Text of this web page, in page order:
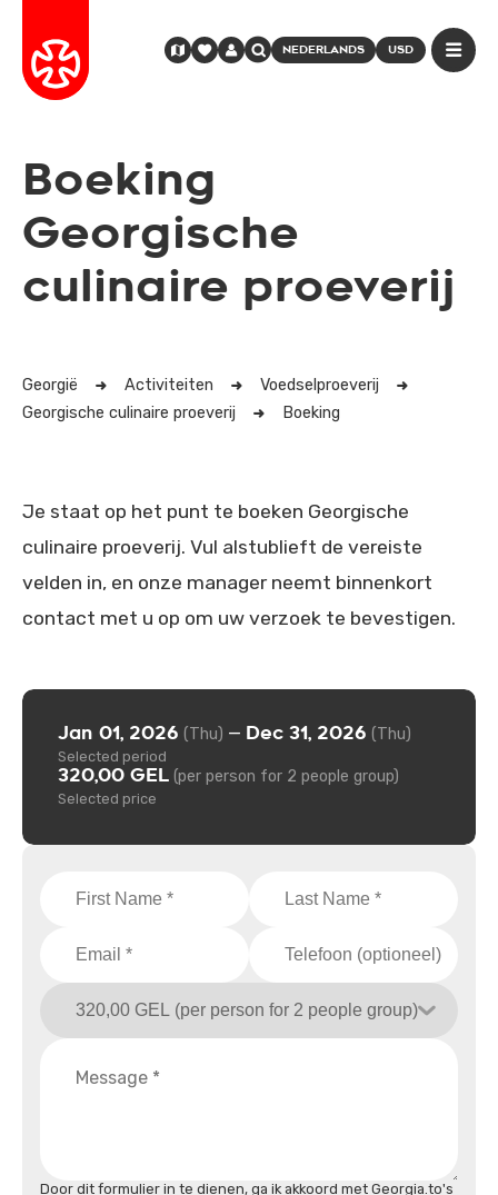
NEDERLANDS USD
Boeking
Georgische
culinaire proeverij
Georgië Activiteiten
Voedselproeverij
Georgische culinaire proeverij
Boeking
Je staat op het punt te boeken Georgische
culinaire proeverij. Vul alstublieft de vereiste
velden in, en onze manager neemt binnenkort
contact met u op om uw verzoek te bevestigen.
Door dit formulier in te dienen, ga ik akkoord met Georgia.to's
Jan 01, 2026 (Thu) — Dec 31, 2026 (Thu)
Selected period
320,00 GEL (per person for 2 people group)
Selected price